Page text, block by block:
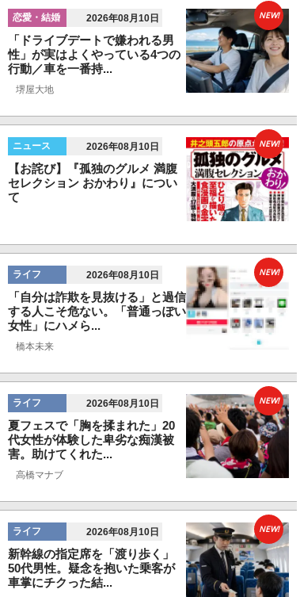
恋愛・結婚 2026年08月10日
「ドライブデートで嫌われる男
性」が実はよくやっている4つの
行動／車を一番持...
堺屋大地
NEW!
ニュース 2026年08月10日
【お詫び】『孤独のグルメ 満腹
セレクション おかわり』につい
て
NEW!
ライフ 2026年08月10日
「自分は詐欺を見抜ける」と過信
する人こそ危ない。「普通っぽい
女性」にハメら...
橋本未来
NEW!
ライフ 2026年08月10日
夏フェスで「胸を揉まれた」20
代女性が体験した卑劣な痴漢被
害。助けてくれた...
高橋マナブ
NEW!
ライフ 2026年08月10日
新幹線の指定席を「渡り歩く」
50代男性。疑念を抱いた乗客が
車掌にチクった結...
NEW!